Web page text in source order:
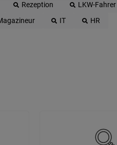
Rezeption
LKW-Fahrer
IT
HR